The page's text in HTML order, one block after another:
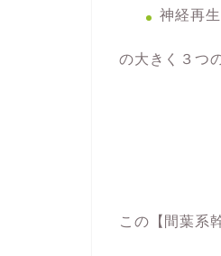
神経再生
の大きく３つ
この【間葉系